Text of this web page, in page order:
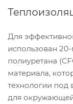
Для
использован
полиуретана
материала,
технологии
для